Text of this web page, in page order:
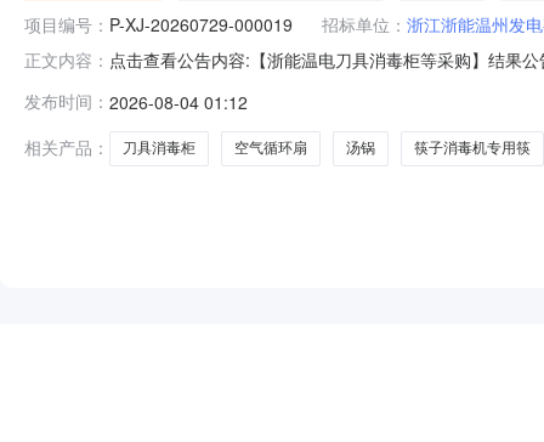
项目编号： P-XJ-20260729-000019 招标单位： 浙江浙能温州发
正文内容： 点击查看公告内容:【浙能温电刀具消毒柜等采购】结果
发布时间： 2026-08-04 01:12
相关产品：
刀具消毒柜 空气循环扇 汤锅 筷子消毒机专用筷